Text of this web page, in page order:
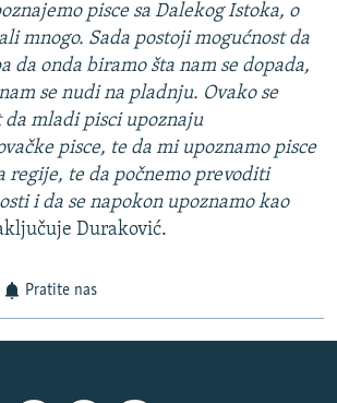
pisce sa Dalekog Istoka, o
mnogo. Sada postoji mogućnost da
da onda biramo šta nam se dopada,
se nudi na pladnju. Ovako se
da mladi pisci upoznaju
pisce, te da mi upoznamo pisce
regije, te da počnemo prevoditi
i da se napokon upoznamo kao
Duraković.
Pratite nas